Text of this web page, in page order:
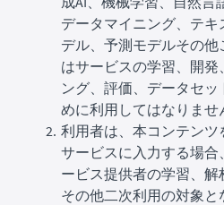
データマイニング、テ
デル、予測モデルその
はサービスの学習、開
ング、評価、データセ
めに利用してはなりませ
利用者は、本コンテンツ
サービスに入力する場
ービス提供者の学習、
その他二次利用の対象